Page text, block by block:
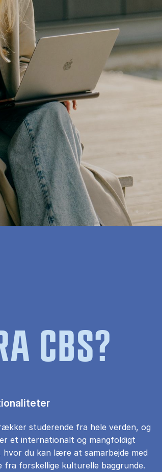
CBS?
studerende fra hele verden, og
et internationalt og mangfoldigt
hvor du kan lære at samarbejde med
fra forskellige kulturelle baggrunde.